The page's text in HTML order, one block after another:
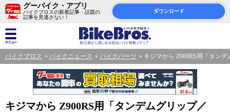
グーバイク・アプリ
バイクブロスの新着記事・話題の
記事を見逃さない！
ダウンロード
バイクブロス バイクニュース バイクパーツ キジマから Z900RS用「タン
キジマから Z900RS用「タンデムグリップ／